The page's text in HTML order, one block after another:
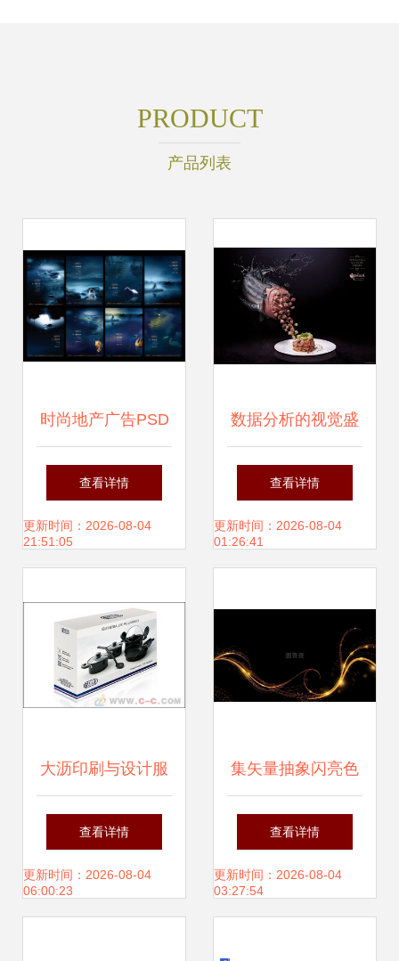
PRODUCT
产品列表
时尚地产广告PSD
素材在品牌传播与
视觉叙事中的策略
查看详情
更新时间：2026-08-04
21:51:05
数据分析的视觉盛
宴 从国外创意平面
广告设计看数据洞
查看详情
更新时间：2026-08-04
01:26:41
大沥印刷与设计服
务的专业之选 让品
牌价值从细节绽放
查看详情
更新时间：2026-08-04
06:00:23
集矢量抽象闪亮色
彩的金色漩涡设计
元素,在黑暗背景下
查看详情
更新时间：2026-08-04
03:27:54